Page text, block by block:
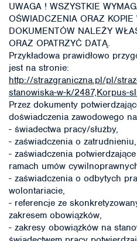
UWAGA ! WSZYSTKIE
OŚWIADCZENIA ORAZ KOPIE
DOKUMENTÓW NALEŻY
ORAZ OPATRZYĆ DATĄ.
Przykładowa prawidłowo
jest na stronie:
http://strazgraniczna.pl/pl/
stanowiska-w-k/2487,Korpus-
Przez dokumenty
doświadczenia zawodowego
- świadectwa pracy/służby,
- zaświadczenia o zatrudnieniu,
- zaświadczenia
ramach umów
- zaświadczenia o odbytych
wolontariacie,
- referencje ze
zakresem obowiązków,
- zakresy obowiązków na